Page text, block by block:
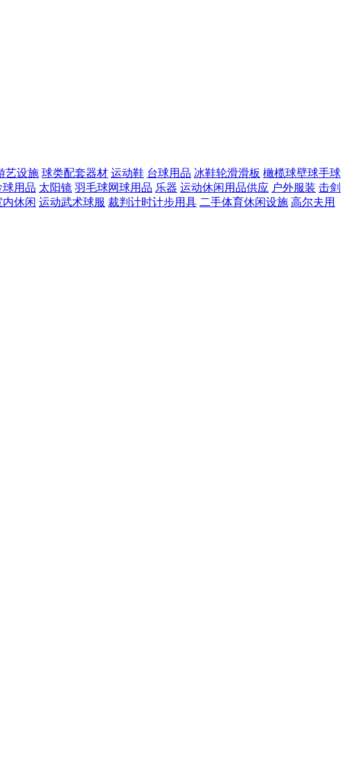
艺设施 球类配套器材 运动鞋 台球用品 冰鞋轮滑滑板 橄榄球壁球手球
球用品 太阳镜 羽毛球网球用品 乐器 运动休闲用品供应 户外服装 击剑
休闲 运动武术球服 裁判计时计步用具 二手体育休闲设施 高尔夫用